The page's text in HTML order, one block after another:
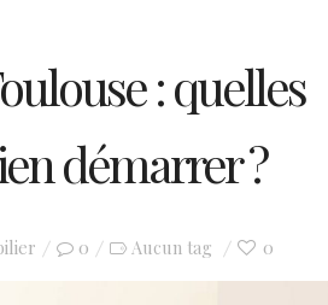
: quelles
démarrer ?
0 Aucun tag 0